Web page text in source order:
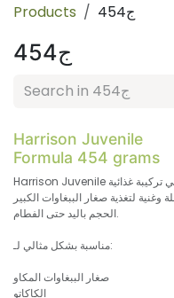
Products 454ج
454ج
Harrison Juvenile
Formula 454 grams
Harrison Juvenile هي تركيبة غذائية
وغنية لتغذية صغار الببغاوات الكبير
الحجم باليد حتى الفطام.
مناسبة بشكل مثالي لـ:
صغار الببغاوات المكاو
الكاكاتو